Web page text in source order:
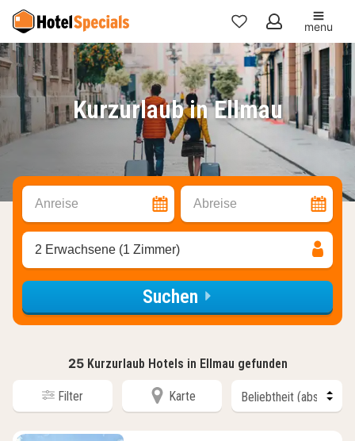
Meine
Favoriten
menu
Kurzurlaub in Ellmau
Anreise Abreise
2 Erwachsene (1 Zimmer)
Suchen
25 Kurzurlaub Hotels in Ellmau gefunden
Filter Karte